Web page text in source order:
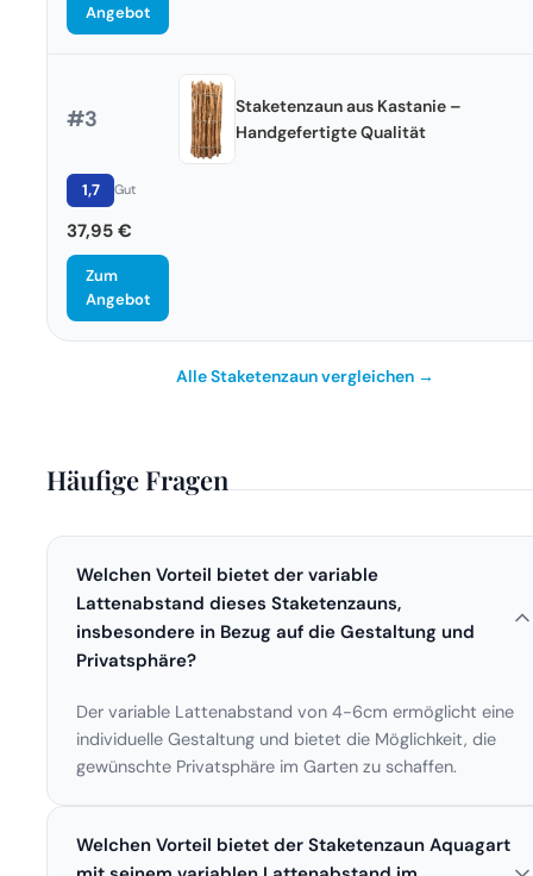
Angebot
#3
Staketenzaun aus Kastanie –
Handgefertigte Qualität
1,7 Gut
37,95 €
Zum
Angebot
Alle Staketenzaun vergleichen →
Häufige Fragen
Welchen Vorteil bietet der variable
Lattenabstand dieses Staketenzauns,
insbesondere in Bezug auf die Gestaltung und
Privatsphäre?
Der variable Lattenabstand von 4-6cm ermöglicht eine
individuelle Gestaltung und bietet die Möglichkeit, die
gewünschte Privatsphäre im Garten zu schaffen.
Welchen Vorteil bietet der Staketenzaun Aquagart